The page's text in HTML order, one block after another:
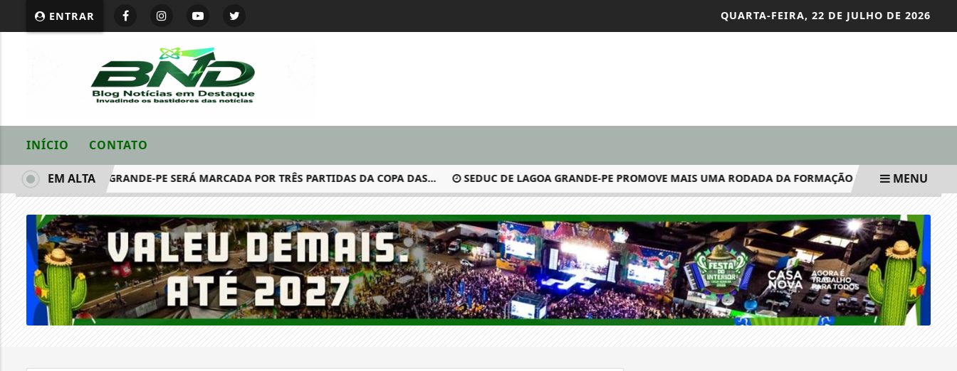
ENTRAR QUARTA-FEIRA, 22 DE JULHO DE 2026
INÍCIO CONTATO
(08) EM LAGOA GRANDE-PE SERÁ MARCADA POR TRÊS PARTIDAS DA COPA DAS... SEDUC DE LAGOA GRANDE-PE PROMOVE MAIS UMA RODADA DA FORMAÇÃO DO PROGRAMA DE
EM ALTA MENU